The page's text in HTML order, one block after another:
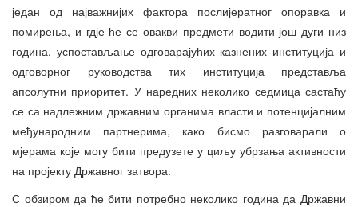
један од најважнијих фактора послијератног опоравка и
помирења, и гдје ће се овакви предмети водити још дуги низ
година, успостављање одговарајућих казнених институција и
одговорног руководства тих институција представља
апсолутни приоритет. У наредних неколико седмица састаћу
се са надлежним државним органима власти и потенцијалним
међународним партнерима, како бисмо разговарали о
мјерама које могу бити предузете у циљу убрзања активности
на пројекту Државног затвора.
С обзиром да ће бити потребно неколико година да Државни